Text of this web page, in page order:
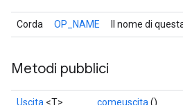
Corda OP_NAME Il nome di
Metodi pubblici
Uscita <T> comeuscita ()